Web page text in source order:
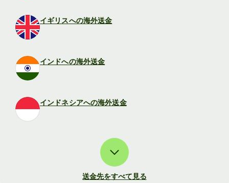
イギリスへの海外送金
インドへの海外送金
インドネシアへの海外送金
送金先をすべて見る